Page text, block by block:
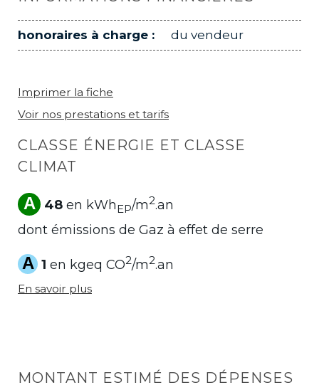
honoraires à charge : du vendeur
Imprimer la fiche
Voir nos prestations et tarifs
CLASSE ÉNERGIE ET CLASSE
CLIMAT
A 48 en kWhEP/m2.an
dont émissions de Gaz à effet de serre
A 1 en kgeq CO2/m2.an
En savoir plus
MONTANT ESTIMÉ DES DÉPENSES